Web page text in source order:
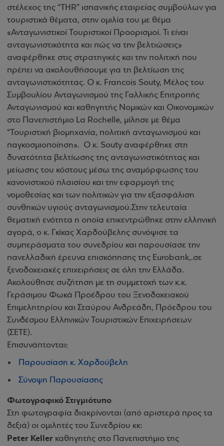
στέλεχος της “THR” ισπανικής εταιρείας συμβούλων για
τουριστικά θέματα, στην ομιλία του με θέμα
«Ανταγωνιστικοί Τουριστικοί Προορισμοί. Τι είναι
ανταγωνιστικότητα και πώς να την βελτιώσεις»
αναφέρθηκε στις στρατηγικές και την πολιτική που
πρέπει να ακολουθήσουμε για τη βελτίωση της
ανταγωνιστικότητας. Ο κ. Francois Souty, Μέλος του
Συμβουλίου Ανταγωνισμού της Γαλλικής Επιτροπής
Ανταγωνισμού και καθηγητής Νομικών και Οικονομικών
στο Πανεπιστήμιο La Rochelle, μίλησε με θέμα
“Τουριστική βιομηχανία, πολιτική ανταγωνισμού και
παγκοσμιοποίηση». Ο κ. Souty αναφέρθηκε στη
δυνατότητα βελτίωσης της ανταγωνιστικότητας και
μείωσης του κόστους μέσω της αναμόρφωσης του
κανονιστικού πλαισίου και την εφαρμογή της
νομοθεσίας και των πολιτικών για την εξασφάλιση
συνθηκών υγιούς ανταγωνισμού.Στην τελευταία
θεματική ενότητα η οποία επικεντρώθηκε στην ελληνική
αγορά, ο κ. Γκίκας Χαρδούβελης συνόψισε τα
συμπεράσματα του συνεδρίου και παρουσίασε την
πανελλαδική έρευνα επισκόπησης της Eurobank,.σε
ξενοδοχειακές επιχειρήσεις σε όλη την Ελλάδα.
Ακολούθησε συζήτηση με τη συμμετοχή των κ.κ.
Γεράσιμου Φωκά Προέδρου του Ξενοδοχειακού
Επιμελητηρίου και Σταύρου Ανδρεάδη, Πρόεδρου του
Συνδέσμου Ελληνικών Τουριστικών Επιχειρήσεων
(ΣΕΤΕ).
Επισυνάπτονται:
Παρουσίαση κ. Χαρδούβελη
Σύνοψη Παρουσίασης
Φωτογραφικό Στιγμιότυπο
Στη φωτογραφία διακρίνονται (από αριστερά προς τα
δεξιά) οι ομιλητές του Συνεδρίου κκ:
Peter Keller καθηγητής στο Πανεπιστήμιο της